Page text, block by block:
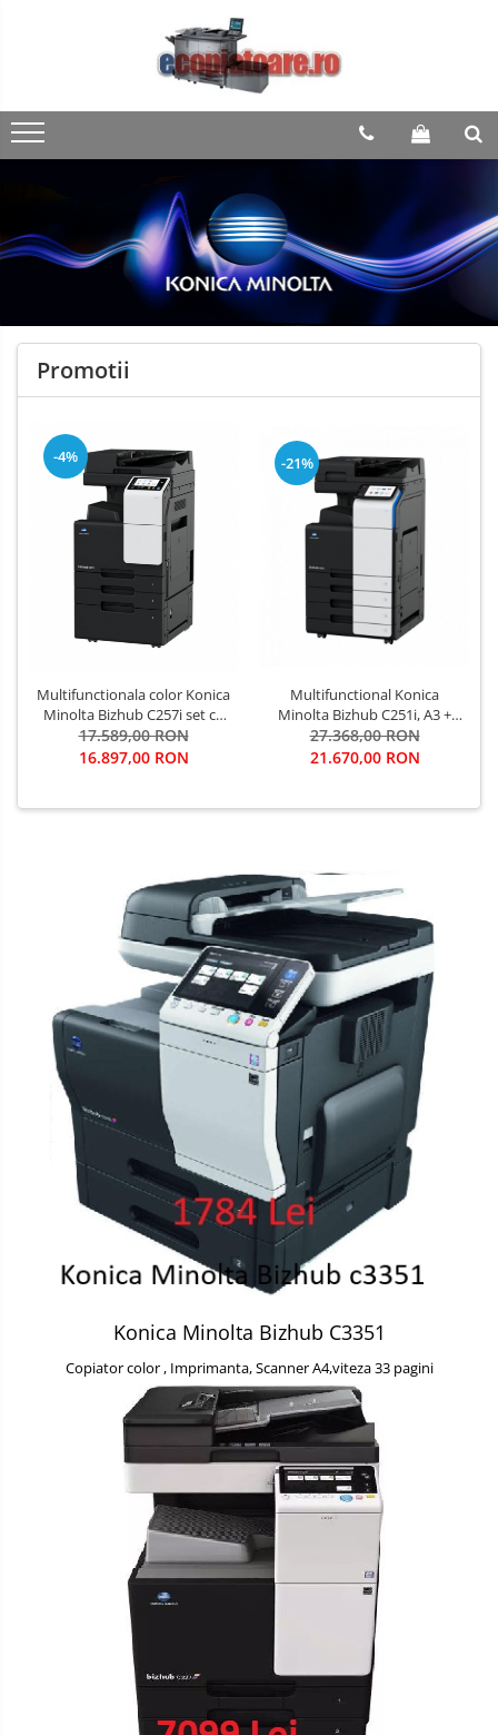
Promotii
-4%
Multifunctionala color Konica
Minolta Bizhub C257i set cu
DF-633 si DK-518
17.589,00 RON
16.897,00 RON
-21%
Multifunctional Konica
Minolta Bizhub C251i, A3 +
Alimentator Documente
RADF + Stand Mobil + Set
27.368,00 RON
21.670,00 RON
Konica Minolta Bizhub C3351
Copiator color , Imprimanta, Scanner A4,viteza 33 pagini